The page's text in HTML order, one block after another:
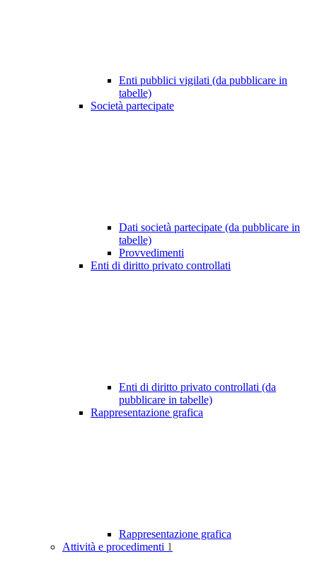
Enti pubblici vigilati (da pubblicare in
tabelle)
Società partecipate
Dati società partecipate (da pubblicare in
tabelle)
Provvedimenti
Enti di diritto privato controllati
Enti di diritto privato controllati (da
pubblicare in tabelle)
Rappresentazione grafica
Rappresentazione grafica
Attività e procedimenti 1